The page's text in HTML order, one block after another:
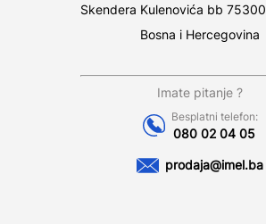
Skendera Kulenovića bb
Bosna i Hercegovina
Imate pitanje ?
Besplatni telefon:
080 02 04 05
prodaja@imel.ba